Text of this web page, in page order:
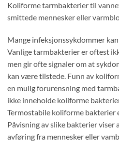
Koliforme tarmbakterier til
smittede mennesker eller
Mange infeksjonssykdommer
Vanlige tarmbakterier er oftest
men gir ofte signaler om at
kan være tilstede. Funn av
en mulig forurensning med
ikke inneholde koliforme
Termostabile koliforme bakterier
Påvisning av slike bakterier
avføring fra mennesker eller